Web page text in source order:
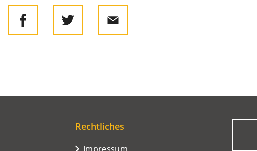
Rechtliches
Impressum